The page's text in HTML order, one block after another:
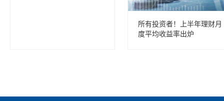
所有投资者！上半年理财月
度平均收益率出炉